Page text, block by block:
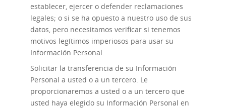
establecer, ejercer o defender reclamaciones
legales; o si se ha opuesto a nuestro uso de sus
datos, pero necesitamos verificar si tenemos
motivos legítimos imperiosos para usar su
Información Personal.
Solicitar la transferencia de su Información
Personal a usted o a un tercero. Le
proporcionaremos a usted o a un tercero que
usted haya elegido su Información Personal en